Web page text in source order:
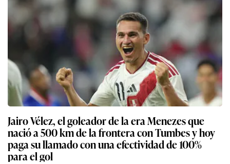
Jairo Vélez, el goleador de la era Menezes que
nació a 500 km de la frontera con Tumbes y hoy
paga su llamado con una efectividad de 100%
para el gol